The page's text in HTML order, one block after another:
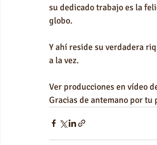
su dedicado trabajo es la
globo.
Y ahí reside su verdadera
a la vez.
Ver producciones en vídeo
Gracias de antemano por tu